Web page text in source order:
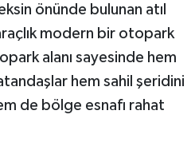
önünde bulunan atıl
modern bir otopark
alanı sayesinde hem
hem sahil şeridini
de bölge esnafı rahat